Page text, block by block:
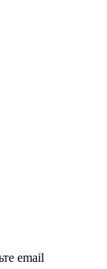
email